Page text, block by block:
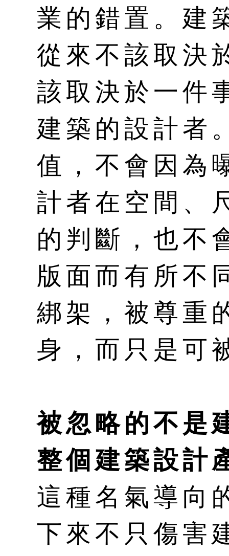
業的錯置。建
從來不該取決
該取決於一件
建築的設計者
值，不會因為
計者在空間、
的判斷，也不
版面而有所不
綁架，被尊重
身，而只是可
被忽略的不是
整個建築設計
這種名氣導向
下來不只傷害